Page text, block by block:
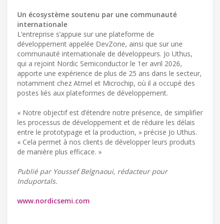
Un écosystème soutenu par une communauté
internationale
L’entreprise s’appuie sur une plateforme de
développement appelée DevZone, ainsi que sur une
communauté internationale de développeurs. Jo Uthus,
qui a rejoint Nordic Semiconductor le 1er avril 2026,
apporte une expérience de plus de 25 ans dans le secteur,
notamment chez Atmel et Microchip, où il a occupé des
postes liés aux plateformes de développement.
« Notre objectif est d’étendre notre présence, de simplifier
les processus de développement et de réduire les délais
entre le prototypage et la production, » précise Jo Uthus.
« Cela permet à nos clients de développer leurs produits
de manière plus efficace. »
Publié par Youssef Belgnaoui, rédacteur pour
Induportals.
www.nordicsemi.com